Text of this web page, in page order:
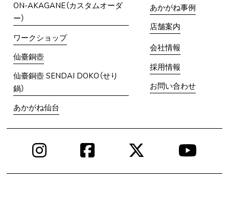
ON-AKAGANE（カスタムオーダ
ー）
ワークショップ
仙臺銅壺
仙臺銅壺 SENDAI DOKO（せり
鍋）
あかがね仙台
あかがね事例
店舗案内
会社情報
採用情報
お問い合わせ
InstagramFacebook